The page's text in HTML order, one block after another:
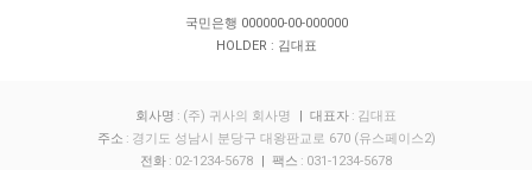
국민은행 000000-00-000000
HOLDER : 김대표
회사명 : (주) 귀사의 회사명 | 대표자 : 김대표
주소 : 경기도 성남시 분당구 대왕판교로 670 (유스페이스2)
전화 : 02-1234-5678 | 팩스 : 031-1234-5678